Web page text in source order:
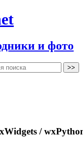
и фото
/